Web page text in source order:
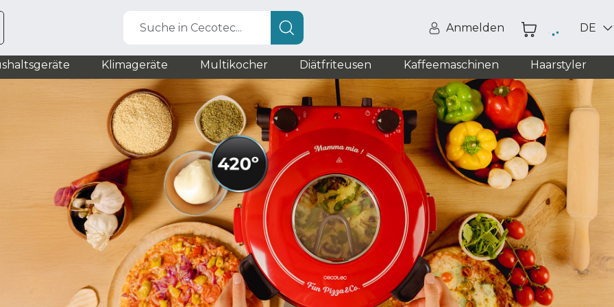
Suche in Cecotec... Anmelden DE
Klimageräte Multikocher Diätfriteusen Kaffeemaschinen Haarstyler